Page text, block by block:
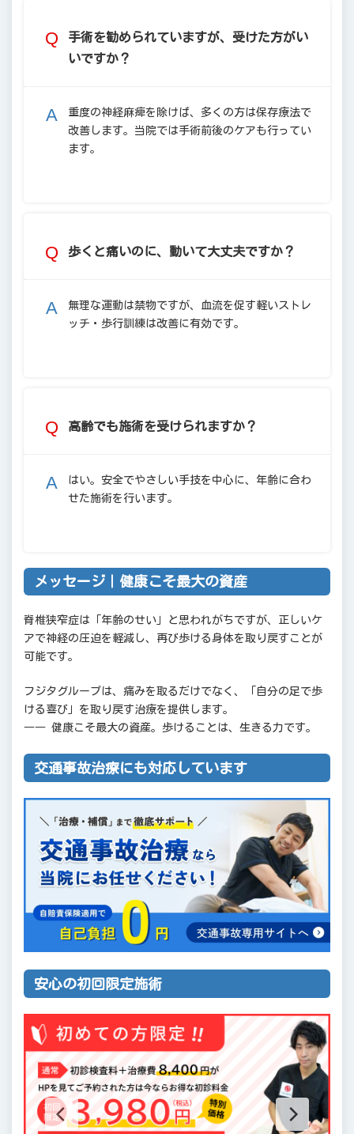
手術を勧められていますが、受けた方がい
いですか？
重度の神経麻痺を除けば、多くの方は保存療法で
改善します。当院では手術前後のケアも行ってい
ます。
歩くと痛いのに、動いて大丈夫ですか？
無理な運動は禁物ですが、血流を促す軽いストレ
ッチ・歩行訓練は改善に有効です。
高齢でも施術を受けられますか？
はい。安全でやさしい手技を中心に、年齢に合わ
せた施術を行います。
メッセージ｜健康こそ最大の資産
脊椎狭窄症は「年齢のせい」と思われがちですが、正しいケ
アで神経の圧迫を軽減し、再び歩ける身体を取り戻すことが
可能です。
フジタグループは、痛みを取るだけでなく、「自分の足で歩
ける喜び」を取り戻す治療を提供します。
―― 健康こそ最大の資産。歩けることは、生きる力です。
交通事故治療にも対応しています
安心の初回限定施術